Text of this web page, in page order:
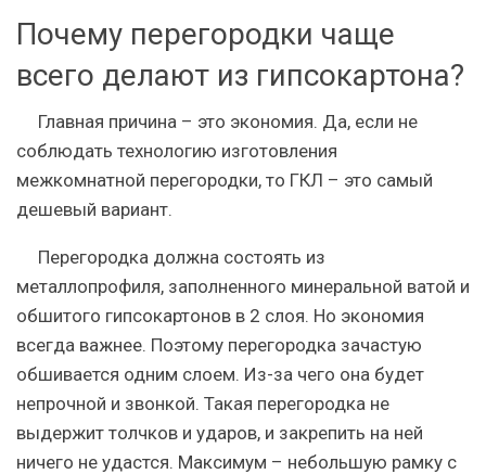
Почему перегородки чаще
всего делают из гипсокартона?
Главная причина – это экономия. Да, если не
соблюдать технологию изготовления
межкомнатной перегородки, то ГКЛ – это самый
дешевый вариант.
Перегородка должна состоять из
металлопрофиля, заполненного минеральной ватой и
обшитого гипсокартонов в 2 слоя. Но экономия
всегда важнее. Поэтому перегородка зачастую
обшивается одним слоем. Из-за чего она будет
непрочной и звонкой. Такая перегородка не
выдержит толчков и ударов, и закрепить на ней
ничего не удастся. Максимум – небольшую рамку с